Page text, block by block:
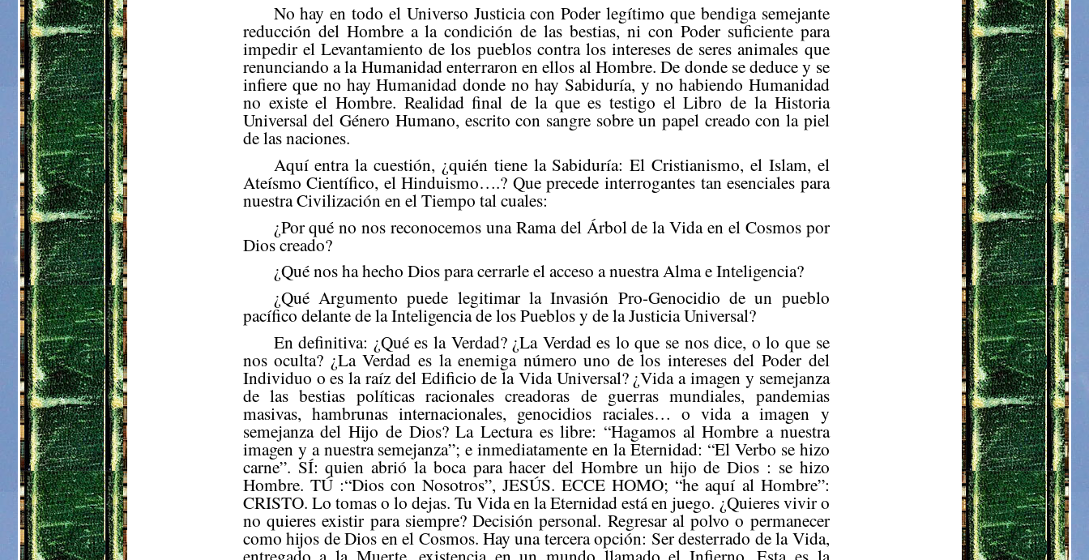
No hay en todo el Universo Justicia con Poder legítimo que bendiga semejante
reducción del Hombre a la condición de las bestias, ni con Poder suficiente para
impedir el Levantamiento de los pueblos contra los intereses de seres animales que
renunciando a la Humanidad enterraron en ellos al Hombre. De donde se deduce y se
infiere que no hay Humanidad donde no hay Sabiduría, y no habiendo Humanidad
no existe el Hombre. Realidad final de la que es testigo el Libro de la Historia
Universal del Género Humano, escrito con sangre sobre un papel creado con la piel
de las naciones.
Aquí entra la cuestión, ¿quién tiene la Sabiduría: El Cristianismo, el Islam, el
Ateísmo Científico, el Hinduismo….? Que precede interrogantes tan esenciales para
nuestra Civilización en el Tiempo tal cuales:
¿Por qué no nos reconocemos una Rama del Árbol de la Vida en el Cosmos por
Dios creado?
¿Qué nos ha hecho Dios para cerrarle el acceso a nuestra Alma e Inteligencia?
¿Qué Argumento puede legitimar la Invasión Pro-Genocidio de un pueblo
pacífico delante de la Inteligencia de los Pueblos y de la Justicia Universal?
En definitiva: ¿Qué es la Verdad? ¿La Verdad es lo que se nos dice, o lo que se
nos oculta? ¿La Verdad es la enemiga número uno de los intereses del Poder del
Individuo o es la raíz del Edificio de la Vida Universal? ¿Vida a imagen y semejanza
de las bestias políticas racionales creadoras de guerras mundiales, pandemias
masivas, hambrunas internacionales, genocidios raciales… o vida a imagen y
semejanza del Hijo de Dios? La Lectura es libre: “Hagamos al Hombre a nuestra
imagen y a nuestra semejanza”; e inmediatamente en la Eternidad: “El Verbo se hizo
carne”. SÍ: quien abrió la boca para hacer del Hombre un hijo de Dios : se hizo
Hombre. TÚ :“Dios con Nosotros”, JESÚS. ECCE HOMO; “he aquí al Hombre”:
CRISTO. Lo tomas o lo dejas. Tu Vida en la Eternidad está en juego. ¿Quieres vivir o
no quieres existir para siempre? Decisión personal. Regresar al polvo o permanecer
como hijos de Dios en el Cosmos. Hay una tercera opción: Ser desterrado de la Vida,
entregado a la Muerte, existencia en un mundo llamado el Infierno. Esta es la